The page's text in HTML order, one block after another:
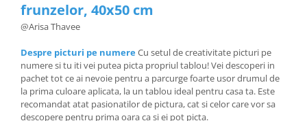
frunzelor, 40x50 cm
@Arisa Thavee
Despre picturi pe numereCu setul de creativitate picturi pe
numere si tu iti vei putea picta propriul tablou! Vei descoperi in
pachet tot ce ai nevoie pentru a parcurge foarte usor drumul de
la prima culoare aplicata, la un tablou ideal pentru casa ta. Este
recomandat atat pasionatilor de pictura, cat si celor care vor sa
descopere pentru prima oara ca si ei pot picta.